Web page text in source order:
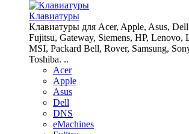
Клавиатуры
Клавиатуры для Acer, Apple, Asus,
Fujitsu, Gateway, Siemens, HP, Lenovo,
MSI, Packard Bell, Rover, Samsung,
Toshiba. ..
Acer
Apple
Asus
Dell
DNS
eMachines